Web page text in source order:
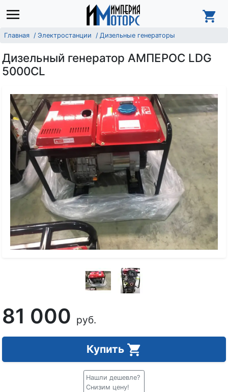
Главная Электростанции Дизельные генераторы
Дизельный генератор АМПЕРОС LDG
5000CL
81 000 руб.
Купить
Нашли дешевле?
Снизим цену!